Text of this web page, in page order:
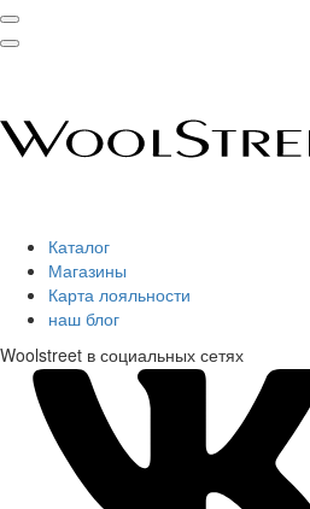
Каталог
Магазины
Карта лояльности
наш блог
Woolstreet в социальных сетях